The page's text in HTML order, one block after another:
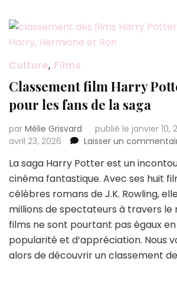
Culture, Films
Classement film Harry
pour les fans de la saga
par Mélie Grisvard publié le janvier 10,
avril 23, 2026
Laisser un
La saga Harry Potter est un
cinéma fantastique. Avec ses huit
célèbres romans de J.K. Rowling,
millions de spectateurs à travers le
films ne sont pourtant pas égaux
popularité et d’appréciation. Nous
alors de découvrir un classement